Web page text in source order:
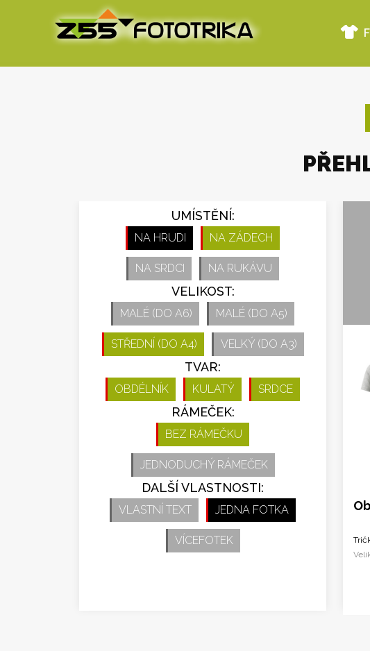
UMÍSTĚNÍ:
NA HRUDI NA ZÁDECH
NA SRDCI NA RUKÁVU
VELIKOST:
MALÉ (DO A6) MALÉ (DO A5)
STŘEDNÍ (DO A4) VELKÝ (DO A3)
TVAR:
OBDÉLNÍK KULATÝ SRDCE
RÁMEČEK:
BEZ RÁMEČKU
JEDNODUCHÝ RÁMEČEK
DALŠÍ VLASTNOSTI:
VLASTNÍ TEXT JEDNA FOTKA
VÍCEFOTEK